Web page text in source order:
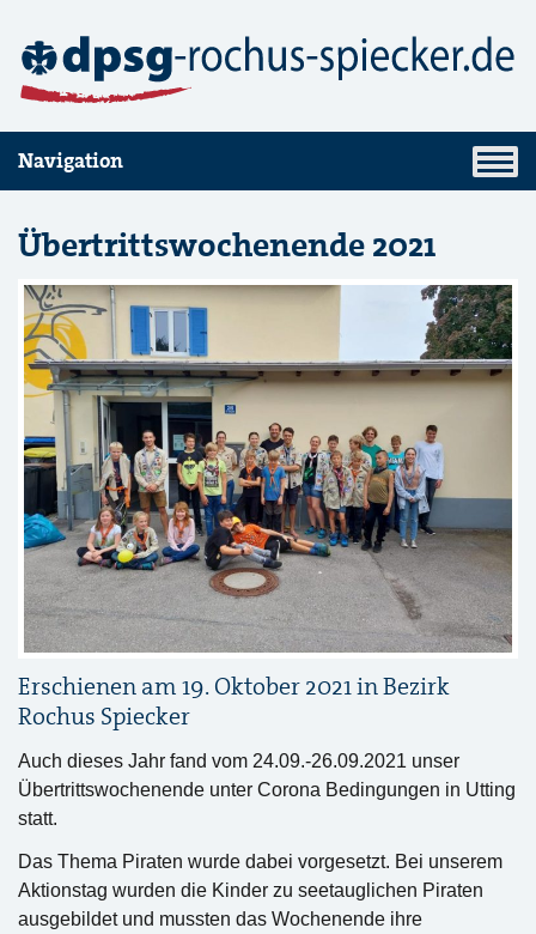
Navigation
Übertrittswochenende 2021
Erschienen am 19. Oktober 2021 inBezirk
Rochus Spiecker
Auch dieses Jahr fand vom 24.09.-26.09.2021 unser
Übertrittswochenende unter Corona Bedingungen in Utting
statt.
Das Thema Piraten wurde dabei vorgesetzt. Bei unserem
Aktionstag wurden die Kinder zu seetauglichen Piraten
ausgebildet und mussten das Wochenende ihre